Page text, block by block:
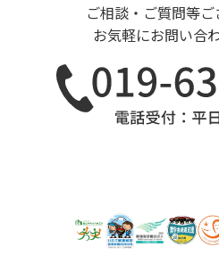
ご相談・ご質問等ご
お気軽にお問い合